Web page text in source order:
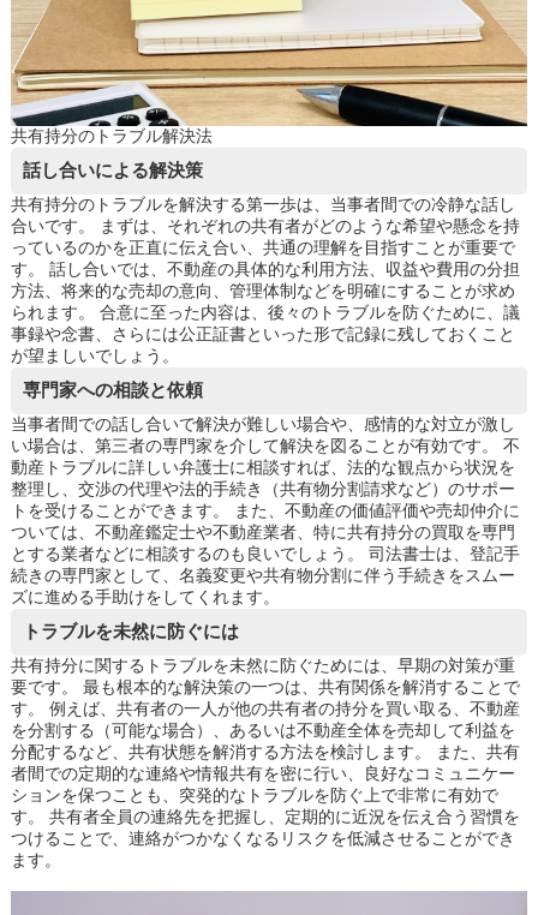
共有持分のトラブル解決法
話し合いによる解決策
共有持分のトラブルを解決する第一歩は、当事者間での冷静な話し
合いです。 まずは、それぞれの共有者がどのような希望や懸念を持
っているのかを正直に伝え合い、共通の理解を目指すことが重要で
す。 話し合いでは、不動産の具体的な利用方法、収益や費用の分担
方法、将来的な売却の意向、管理体制などを明確にすることが求め
られます。 合意に至った内容は、後々のトラブルを防ぐために、議
事録や念書、さらには公正証書といった形で記録に残しておくこと
が望ましいでしょう。
専門家への相談と依頼
当事者間での話し合いで解決が難しい場合や、感情的な対立が激し
い場合は、第三者の専門家を介して解決を図ることが有効です。 不
動産トラブルに詳しい弁護士に相談すれば、法的な観点から状況を
整理し、交渉の代理や法的手続き（共有物分割請求など）のサポー
トを受けることができます。 また、不動産の価値評価や売却仲介に
ついては、不動産鑑定士や不動産業者、特に共有持分の買取を専門
とする業者などに相談するのも良いでしょう。 司法書士は、登記手
続きの専門家として、名義変更や共有物分割に伴う手続きをスムー
ズに進める手助けをしてくれます。
トラブルを未然に防ぐには
共有持分に関するトラブルを未然に防ぐためには、早期の対策が重
要です。 最も根本的な解決策の一つは、共有関係を解消することで
す。 例えば、共有者の一人が他の共有者の持分を買い取る、不動産
を分割する（可能な場合）、あるいは不動産全体を売却して利益を
分配するなど、共有状態を解消する方法を検討します。 また、共有
者間での定期的な連絡や情報共有を密に行い、良好なコミュニケー
ションを保つことも、突発的なトラブルを防ぐ上で非常に有効で
す。 共有者全員の連絡先を把握し、定期的に近況を伝え合う習慣を
つけることで、連絡がつかなくなるリスクを低減させることができ
ます。